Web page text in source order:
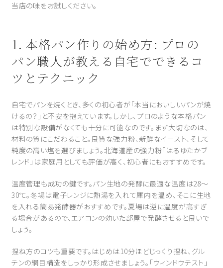
当店の味をお試しください。
1. 本格パン作りの始め方: プロの
パン職人が教える自宅でできるコ
ツとテクニック
自宅でパンを焼くとき、多くの初心者が「本当においしいパンが焼
けるの？」と不安を抱えています。しかし、プロのような本格パン
は特別な設備がなくても十分に可能なのです。まず大切なのは、
材料の質にこだわること。良質な強力粉、新鮮なイースト、そして
純度の高い塩を選びましょう。北海道産の強力粉「はるゆたかブ
レンド」は家庭用としても評価が高く、初心者にもおすすめです。
温度管理も成功の鍵です。パン生地の発酵に最適な温度は28〜
30℃。冬場は電子レンジに熱湯を入れて庫内を温め、そこに生地
を入れる簡易発酵器がおすすめです。夏場は逆に温度が高すぎ
る場合があるので、エアコンの効いた部屋で発酵させると良いで
しょう。
捏ね方のコツも重要です。はじめは10分ほどじっくり捏ね、グル
テンの網目構造をしっかり形成させましょう。「ウィンドウテスト」